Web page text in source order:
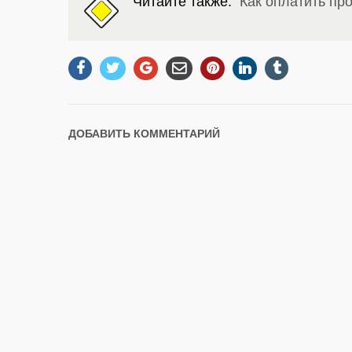
ДОБАВИТЬ КОММЕНТАРИЙ